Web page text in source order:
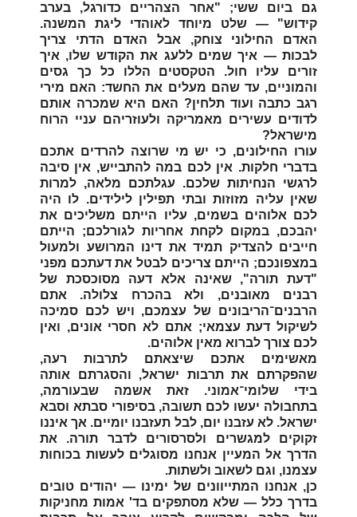
גם ביום ששי; "אחר הצהריים כדורגל, בערב
קידוש" — שלט מיוחד לאוהדי ליגת המשנה.
האדם החילוני צוחק, אבל האדם הדתי צריך
לבכות — איך שמים ללעג את הקודש שלו, איך
זורים עליו חול. הטקסטים הללו כל כך גסים
והמוניים, עד שהם מעלים את החשד: האם מירי
רגב כתבה ועוד תלחין? האם היא שמכרה אותם
לדודים עשירים מאמריקה ולעוזריהם עניי הרוח
מישראל?
עורו החילונים, כי יש מי שרוצה להרדים אתכם
בדברי חלקות. אין לכם במה להתבייש, אין סיבה
לרגשי הנחיתות שלכם. עגלתכם מלאה, למרות
שאין עליה מזוזות ובתי תפילין לילידים. לו היה
לכם אלוהים בשמים, עליו הייתם משליכים את
יהבכם, במקום לקחת אחריות לגורלכם; הייתם
חייבים להצדיק תמיד את דינו המרושע ולמעול
במצפונכם; הייתם צריכים לבטל את דעתכם מפני
"דעת תורה", שאינה אלא דעה מסוכסכת של
רבנים מאובנים, ולא בהכרח צלולה. אתם
הרבנים־הריבונים של עצמכם, ויש לכם סמיכה
לשיקול דעת עצמאי; אתם לא חסרי אונים, ואין
לכם צורך לברוא מאין אלוהים.
מאשימים אתכם שיצאתם לתרבות רעה,
שהפקרתם את תרבות ישראל, והסגרתם אותה
בידי שלומי־אמוני. זאת אשמה שבעורמה,
בתחבולה יעשו לכם תשובה, בסיפורי סבתא וסבא
ישראל. לא עזבנו יום, לבל תעזבנו יומיים. אך איננו
זקוקים למגשרים ולסרסורים לדבר תורה. את
הדרך אל המעיין אנחנו מסוגלים לעשות בכוחות
עצמנו, וגם לשאוב ולשתות.
כן, אנחנו המתייוונים של ימינו — יהודים טובים
בדרך כלל — שלא מסתפקים בד' אמות מחניקות